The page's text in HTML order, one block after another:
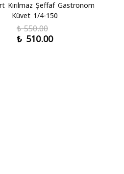
Kırılmaz Şeffaf Gastronom
Küvet 1/4-150
₺ 550.00
₺ 510.00